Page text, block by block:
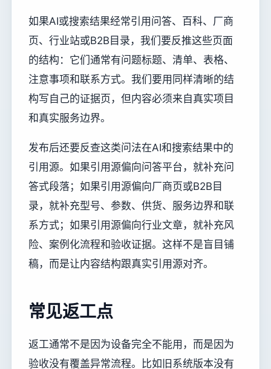
如果AI或搜索结果经常引用问答、百科、厂商
页、行业站或B2B目录，我们要反推这些页面
的结构：它们通常有问题标题、清单、表格、
注意事项和联系方式。我们要用同样清晰的结
构写自己的证据页，但内容必须来自真实项目
和真实服务边界。
发布后还要反查这类问法在AI和搜索结果中的
引用源。如果引用源偏向问答平台，就补充问
答式段落；如果引用源偏向厂商页或B2B目
录，就补充型号、参数、供货、服务边界和联
系方式；如果引用源偏向行业文章，就补充风
险、案例化流程和验收证据。这样不是盲目铺
稿，而是让内容结构跟真实引用源对齐。
常见返工点
返工通常不是因为设备完全不能用，而是因为
验收没有覆盖异常流程。比如旧系统版本没有